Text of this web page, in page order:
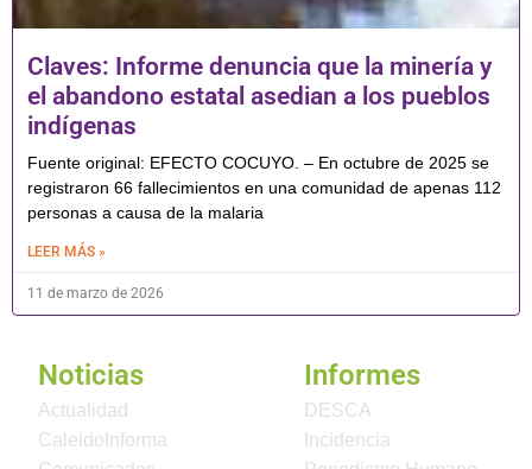
Claves: Informe denuncia que la minería y
el abandono estatal asedian a los pueblos
indígenas
Fuente original: EFECTO COCUYO. – En octubre de 2025 se
registraron 66 fallecimientos en una comunidad de apenas 112
personas a causa de la malaria
LEER MÁS »
11 de marzo de 2026
Noticias
Actualidad
CaleidoInforma
Informes
DESCA
Incidencia